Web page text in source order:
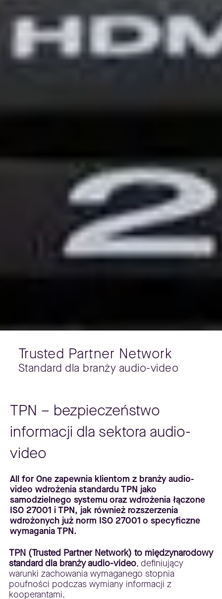
Trusted Partner Network
Standard dla branży audio-video
TPN – bezpieczeństwo
informacji dla sektora audio-
video
All for One zapewnia klientom z branży audio-
video wdrożenia standardu TPN jako
samodzielnego systemu oraz wdrożenia łączone
ISO 27001 i TPN, jak również rozszerzenia
wdrożonych już norm ISO 27001 o specyficzne
wymagania TPN.
TPN (Trusted Partner Network) to międzynarodowy
standard dla branży audio-video, definiujący
warunki zachowania wymaganego stopnia
poufności podczas wymiany informacji z
kooperantami.